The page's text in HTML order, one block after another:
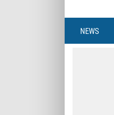
NEWS